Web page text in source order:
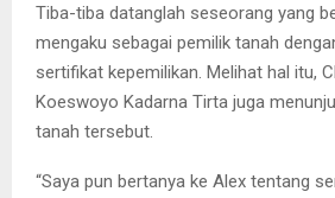
Tiba-tiba datanglah seseorang yang
mengaku sebagai pemilik tanah
sertifikat kepemilikan. Melihat hal itu,
Koeswoyo Kadarna Tirta juga
tanah tersebut.
“Saya pun bertanya ke Alex tentang